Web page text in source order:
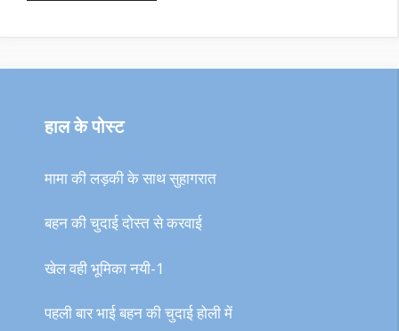
हाल के पोस्ट
मामा की लड़की के साथ सुहागरात
बहन की चुदाई दोस्त से करवाई
खेल वही भूमिका नयी-1
पहली बार भाई बहन की चुदाई होली में